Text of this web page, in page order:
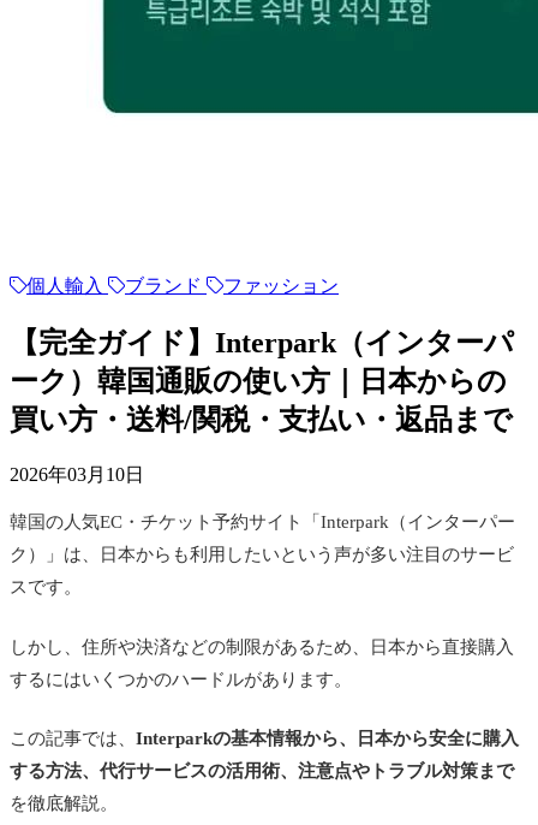
個人輸入 ブランド ファッション
【完全ガイド】Interpark（インターパ
ーク）韓国通販の使い方｜日本からの
買い方・送料/関税・支払い・返品まで
2026年03月10日
韓国の人気EC・チケット予約サイト「Interpark（インターパー
ク）」は、日本からも利用したいという声が多い注目のサービ
スです。
しかし、住所や決済などの制限があるため、日本から直接購入
するにはいくつかのハードルがあります。
この記事では、 Interparkの基本情報から、日本から安全に購入
する方法、代行サービスの活用術、注意点やトラブル対策まで
を徹底解説。